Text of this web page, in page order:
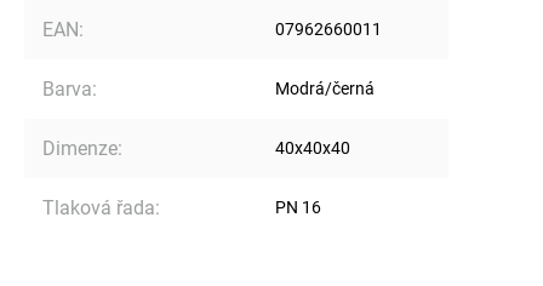
EAN: 07962660011
Barva: Modrá/černá
Dimenze: 40x40x40
Tlaková řada: PN 16